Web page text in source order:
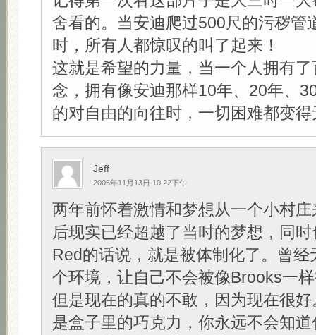
舍看的。当安迪爬过500尺的污秽管
时，所有人都惊叹的叫了起来！
这就是希望的力量，当一个人拥有
念，拥有像安迪那样10年、20年、
的对自由的向往时，一切困难都变
Jeff
2005年11月13日 10:22下午
两年前怀着激情和梦想从一个小村
后现实已经超越了当时的梦想，同
Red的话说，就是被体制化了。曾经
个环境，让自己不会被像Brooks一
但是现在的真的不敢，因为现在很
是盒子里的巧克力，你永远不会知